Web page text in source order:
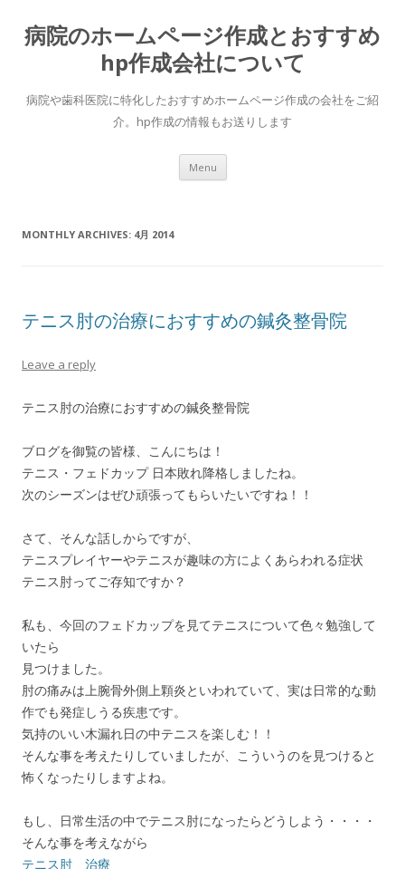
病院のホームページ作成とおすすめ
hp作成会社について
病院や歯科医院に特化したおすすめホームページ作成の会社をご紹
介。hp作成の情報もお送りします
Menu Skip to content
MONTHLY ARCHIVES: 4月 2014
テニス肘の治療におすすめの鍼灸整骨院
Leave a reply
テニス肘の治療におすすめの鍼灸整骨院
ブログを御覧の皆様、こんにちは！
テニス・フェドカップ 日本敗れ降格しましたね。
次のシーズンはぜひ頑張ってもらいたいですね！！
さて、そんな話しからですが、
テニスプレイヤーやテニスが趣味の方によくあらわれる症状
テニス肘ってご存知ですか？
私も、今回のフェドカップを見てテニスについて色々勉強して
いたら
見つけました。
肘の痛みは上腕骨外側上顆炎といわれていて、実は日常的な動
作でも発症しうる疾患です。
気持のいい木漏れ日の中テニスを楽しむ！！
そんな事を考えたりしていましたが、こういうのを見つけると
怖くなったりしますよね。
もし、日常生活の中でテニス肘になったらどうしよう・・・・
そんな事を考えながら
テニス肘 治療